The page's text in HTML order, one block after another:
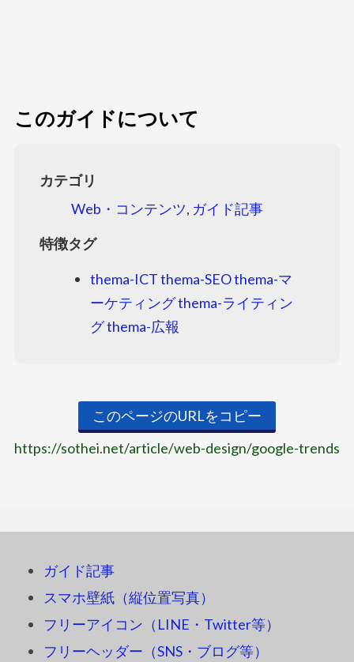
このガイドについて
カテゴリ
Web・コンテンツ, ガイド記事
特徴タグ
thema-ICTthema-SEOthema-マ
ーケティングthema-ライティン
グthema-広報
このページのURLをコピー
https://sothei.net/article/web-design/google-trends
ガイド記事
スマホ壁紙（縦位置写真）
フリーアイコン（LINE・Twitter等）
フリーヘッダー（SNS・ブログ等）